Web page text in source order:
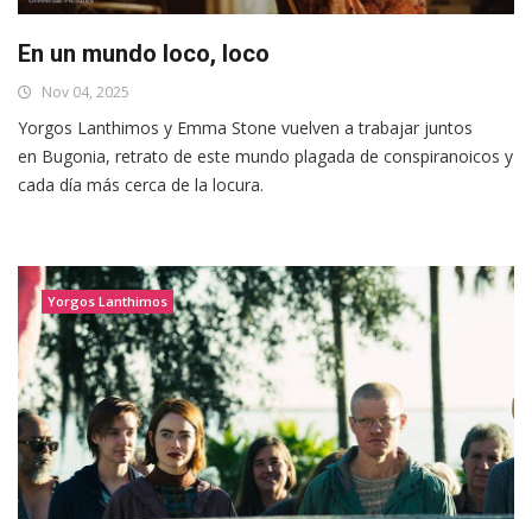
En un mundo loco, loco
Nov 04, 2025
Yorgos Lanthimos y Emma Stone vuelven a trabajar juntos
en Bugonia, retrato de este mundo plagada de conspiranoicos y
cada día más cerca de la locura.
Yorgos Lanthimos